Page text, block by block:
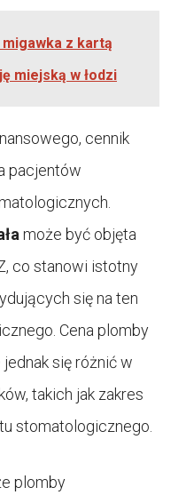
z kartą
miejską w łodzi
cennik
pacjentów
może być objęta
co stanowi istotny
się na ten
Cena plomby
się różnić w
takich jak zakres
stomatologicznego.
plomby